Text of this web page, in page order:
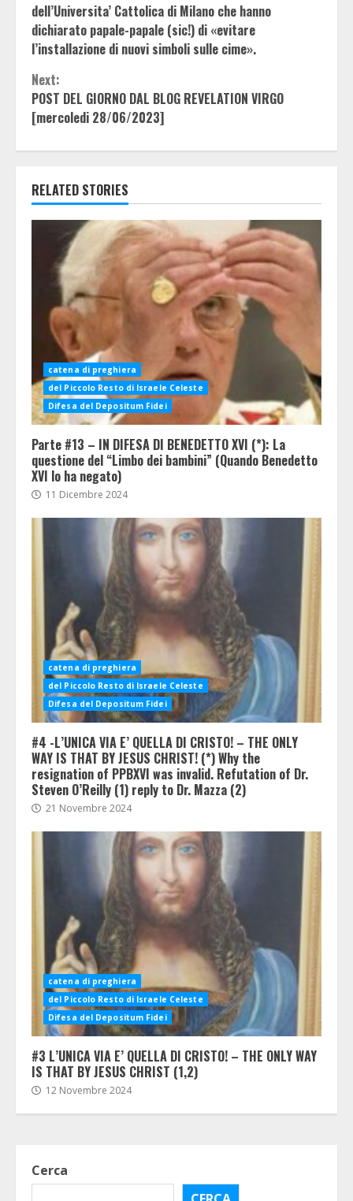
Reading
dell’Universita’ Cattolica di Milano che hanno
dichiarato papale-papale (sic!) di «evitare
l’installazione di nuovi simboli sulle cime».
Next:
POST DEL GIORNO DAL BLOG REVELATION VIRGO
[mercoledi 28/06/2023]
RELATED STORIES
catena di preghiera
del Piccolo Resto di Israele Celeste
Difesa del Depositum Fidei
Parte #13 – IN DIFESA DI BENEDETTO XVI (*): La
questione del “Limbo dei bambini” (Quando Benedetto
XVI lo ha negato)
11 Dicembre 2024
catena di preghiera
del Piccolo Resto di Israele Celeste
Difesa del Depositum Fidei
#4 -L’UNICA VIA E’ QUELLA DI CRISTO! – THE ONLY
WAY IS THAT BY JESUS CHRIST! (*) Why the
resignation of PPBXVI was invalid. Refutation of Dr.
Steven O’Reilly (1) reply to Dr. Mazza (2)
21 Novembre 2024
catena di preghiera
del Piccolo Resto di Israele Celeste
Difesa del Depositum Fidei
#3 L’UNICA VIA E’ QUELLA DI CRISTO! – THE ONLY WAY
IS THAT BY JESUS CHRIST (1,2)
12 Novembre 2024
Cerca